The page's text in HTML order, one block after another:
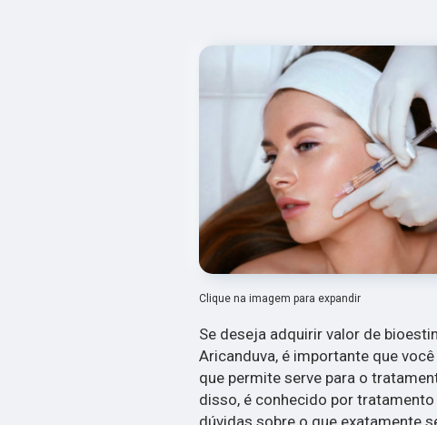
Clique na imagem para expandir
Se deseja adquirir valor de
Aricanduva, é importante que
que permite serve para o
disso, é conhecido por
dúvidas sobre o que exatamente